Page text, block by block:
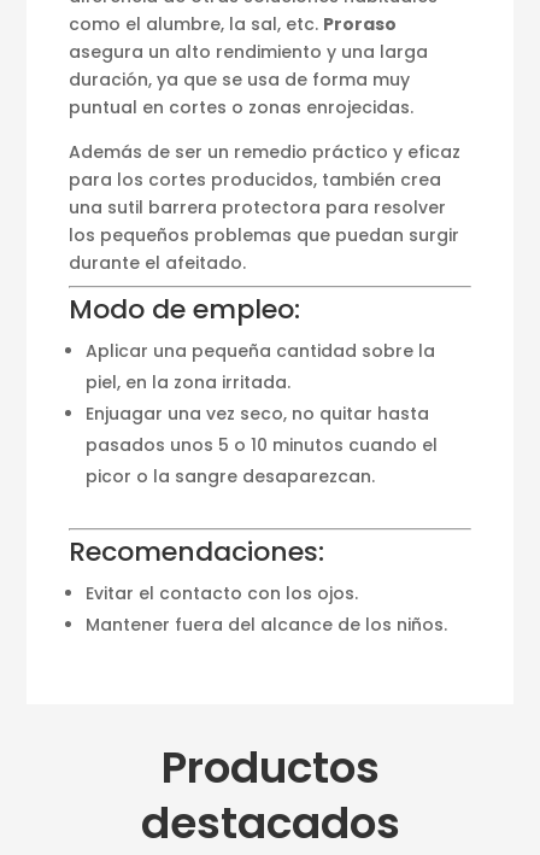
como el alumbre, la sal, etc. Proraso
asegura un alto rendimiento y una larga
duración, ya que se usa de forma muy
puntual en cortes o zonas enrojecidas.
Además de ser un remedio práctico y eficaz
para los cortes producidos, también crea
una sutil barrera protectora para resolver
los pequeños problemas que puedan surgir
durante el afeitado.
Modo de empleo:
Aplicar una pequeña cantidad sobre la
piel, en la zona irritada.
Enjuagar una vez seco, no quitar hasta
pasados unos 5 o 10 minutos cuando el
picor o la sangre desaparezcan.
Recomendaciones:
Evitar el contacto con los ojos.
Mantener fuera del alcance de los niños.
Productos
destacados